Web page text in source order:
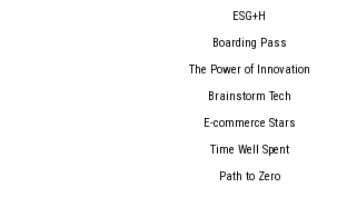
ESG+H
Boarding Pass
The Power of Innovation
Brainstorm Tech
E-commerce Stars
Time Well Spent
Path to Zero